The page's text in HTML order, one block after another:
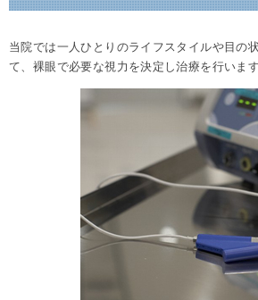
当院では一人ひとりのライフスタイルや目の
て、裸眼で必要な視力を決定し治療を行います